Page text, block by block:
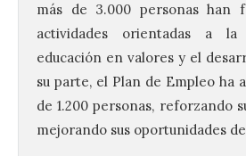
más de 3.000 personas han
actividades orientadas a la
educación en valores y el
su parte, el Plan de Empleo ha
de 1.200 personas, reforzando
mejorando sus oportunidades